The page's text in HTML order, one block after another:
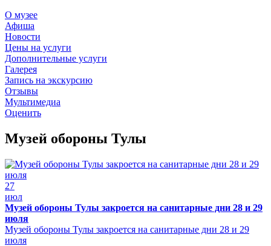
О музее
Афиша
Новости
Цены на услуги
Дополнительные услуги
Галерея
Запись на экскурсию
Отзывы
Мультимедиа
Оценить
Музей обороны Тулы
27
июл
Музей обороны Тулы закроется на санитарные дни 28 и 29
июля
Музей обороны Тулы закроется на санитарные дни 28 и 29
июля